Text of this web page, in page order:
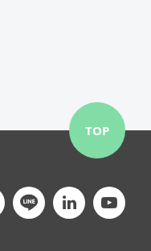
TOP